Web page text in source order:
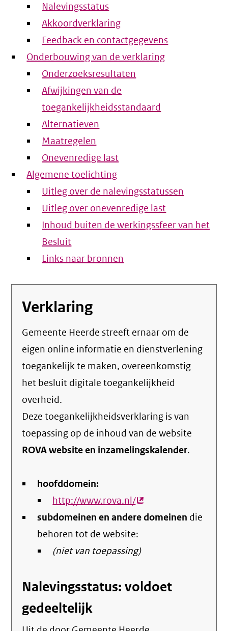
Nalevingsstatus
Akkoordverklaring
Feedback en contactgegevens
Onderbouwing van de verklaring
Onderzoeksresultaten
Afwijkingen van de
toegankelijkheidsstandaard
Alternatieven
Maatregelen
Onevenredige last
Algemene toelichting
Uitleg over de nalevingsstatussen
Uitleg over onevenredige last
Inhoud buiten de werkingssfeer van het
Besluit
Links naar bronnen
Verklaring
Gemeente Heerde streeft ernaar om de
eigen online informatie en dienstverlening
toegankelijk te maken, overeenkomstig
het besluit digitale toegankelijkheid
overheid.
Deze toegankelijkheidsverklaring is van
toepassing op de inhoud van de website
ROVA website en inzamelingskalender.
hoofddomein:
http://www.rova.nl/(externe
link)
subdomeinen en andere domeinen die
behoren tot de website:
(niet van toepassing)
Nalevingsstatus: voldoet
gedeeltelijk